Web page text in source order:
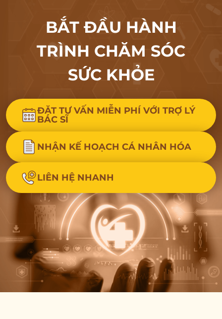
BẮT ĐẦU HÀNH
TRÌNH CHĂM SÓC
SỨC KHỎE
ĐẶT TƯ VẤN MIỄN PHÍ VỚI TRỢ LÝ
BÁC SĨ
NHẬN KẾ HOẠCH CÁ NHÂN HÓA
LIÊN HỆ NHANH